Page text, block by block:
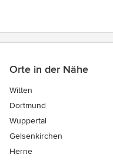
Orte in der Nähe
Witten
Dortmund
Wuppertal
Gelsenkirchen
Herne